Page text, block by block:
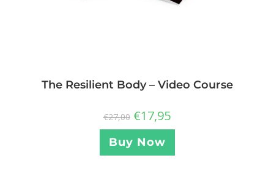
The Resilient Body – Video Course
€27,00 €17,95
Buy Now